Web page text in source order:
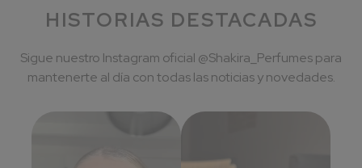
HISTORIAS DESTACADAS
Sigue nuestro Instagram oficial @Shakira_Perfumes para
mantenerte al día con todas las noticias y novedades.